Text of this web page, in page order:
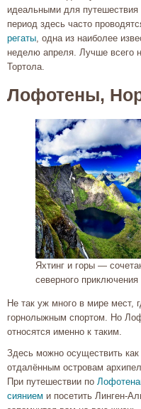
идеальными для
период здесь часто
регаты, одна из наиболее
неделю апреля. Лучше всего
Тортола.
Лофотены,
Яхтинг и горы —
северного приключения
Не так уж много в мире мест,
горнолыжным спортом. Но
относятся именно к таким.
Здесь можно осуществить как
отдалённым островам
При путешествии по
сиянием и посетить Линген-